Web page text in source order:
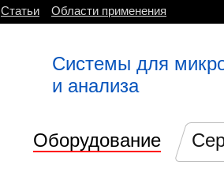
Статьи Области применения
Системы для
и анализа
Оборудование